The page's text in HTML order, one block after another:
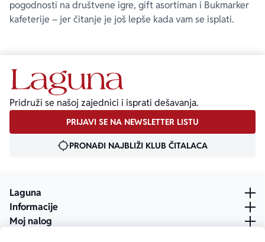
pogodnosti na društvene igre, gift asortiman i Bukmarker
kafeterije – jer čitanje je još lepše kada vam se isplati.
Pridruži se našoj zajednici i isprati dešavanja.
PRIJAVI SE NA NEWSLETTER LISTU
PRONAĐI NAJBLIŽI KLUB ČITALACA
Laguna
Informacije
Moj nalog